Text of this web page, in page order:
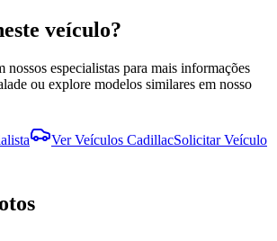
veículo?
nossos especialistas para mais informações
ou explore modelos similares em nosso
Ver Veículos CadillacSolicitar Veículo